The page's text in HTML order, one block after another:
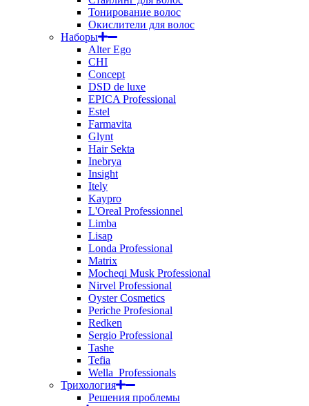
Тонирование волос
Окислители для волос
Наборы
Alter Ego
CHI
Concept
DSD de luxe
EPICA Professional
Estel
Farmavita
Glynt
Hair Sekta
Inebrya
Insight
Itely
Kaypro
L'Oreal Professionnel
Limba
Lisap
Londa Professional
Matrix
Mocheqi Musk Professional
Nirvel Professional
Oyster Cosmetics
Periche Profesional
Redken
Sergio Professional
Tashe
Tefia
Wella_Professionals
Трихология
Решения проблемы